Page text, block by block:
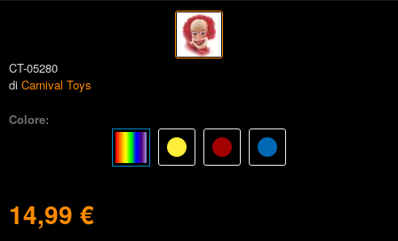
CT-05280
di Carnival Toys
Colore:
14,99 €